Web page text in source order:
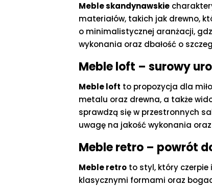
Meble skandynawskie
materiałów, takich jak drewno,
o minimalistycznej aranżacji,
wykonania oraz dbałość o
Meble loft – surowy
Meble loft to propozycja dla
metalu oraz drewna, a także
sprawdzą się w przestronnych
uwagę na jakość wykonania
Meble retro – powrót
Meble retro to styl, który czerpie
klasycznymi formami oraz